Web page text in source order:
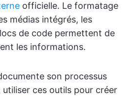
officielle. Le formatage
médias intégrés, les
de code permettent de
les informations.
son processus
ces outils pour créer